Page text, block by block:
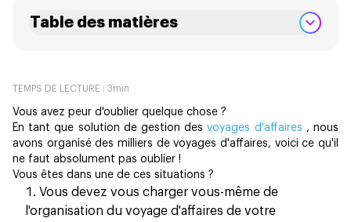
TEMPS DE LECTURE : 3min
Vous avez peur d'oublier quelque chose ?
En tant que solution de gestion desvoyages d'affaires , nous
avons organisé des milliers de voyages d'affaires, voici ce qu'il
ne faut absolument pas oublier !
Vous êtes dans une de ces situations ?
Vous devez vous charger vous-même de
l'organisation du voyage d'affaires de votre
Table des matières